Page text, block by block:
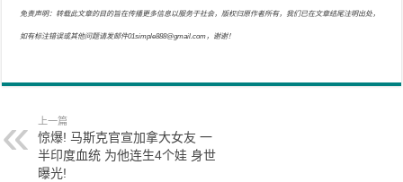
免责声明：转载此文章的目的旨在传播更多信息以服务于社会，版权归原作者所有，我们已在文章结尾注明出处，
如有标注错误或其他问题请发邮件01simple888@gmail.com，谢谢！
上一篇
惊爆! 马斯克官宣加拿大女友 一
半印度血统 为他连生4个娃 身世
曝光!